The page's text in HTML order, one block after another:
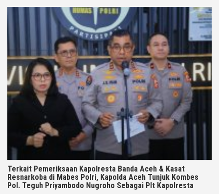
Terkait Pemeriksaan Kapolresta Banda Aceh & Kasat
Resnarkoba di Mabes Polri, Kapolda Aceh Tunjuk Kombes
Pol. Teguh Priyambodo Nugroho Sebagai Plt Kapolresta